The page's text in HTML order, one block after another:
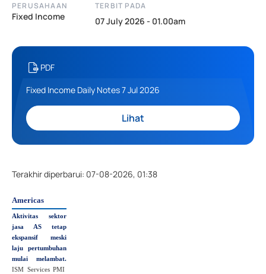
PERUSAHAAN
Fixed Income
TERBIT PADA
07 July 2026 - 01.00am
PDF
Fixed Income Daily Notes 7 Jul 2026
Lihat
Terakhir diperbarui: 07-08-2026, 01:38
Americas
Aktivitas sektor
jasa AS tetap
ekspansif meski
laju pertumbuhan
mulai melambat.
ISM Services PMI